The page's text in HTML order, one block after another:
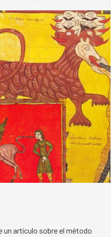
un artículo sobre el método